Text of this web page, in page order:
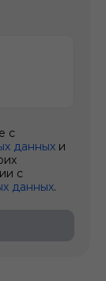
с
данных и
с
данных.